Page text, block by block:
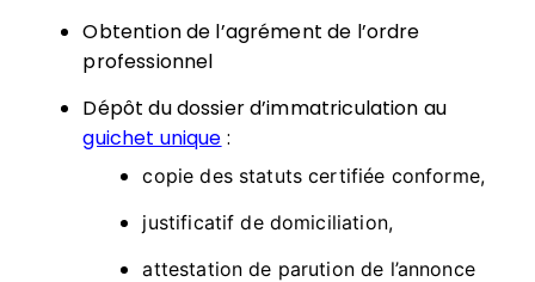
Obtention de l’agrément de l’ordre
professionnel
Dépôt du dossier d’immatriculation au
guichet unique :
copie des statuts certifiée conforme,
justificatif de domiciliation,
attestation de parution de l’annonce